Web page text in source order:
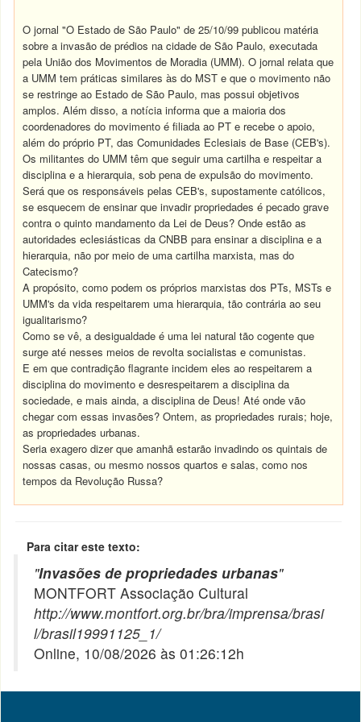
O jornal "O Estado de São Paulo" de 25/10/99 publicou matéria
sobre a invasão de prédios na cidade de São Paulo, executada
pela União dos Movimentos de Moradia (UMM). O jornal relata que
a UMM tem práticas similares às do MST e que o movimento não
se restringe ao Estado de São Paulo, mas possui objetivos
amplos. Além disso, a notícia informa que a maioria dos
coordenadores do movimento é filiada ao PT e recebe o apoio,
além do próprio PT, das Comunidades Eclesiais de Base (CEB's).
Os militantes do UMM têm que seguir uma cartilha e respeitar a
disciplina e a hierarquia, sob pena de expulsão do movimento.
Será que os responsáveis pelas CEB's, supostamente católicos,
se esquecem de ensinar que invadir propriedades é pecado grave
contra o quinto mandamento da Lei de Deus? Onde estão as
autoridades eclesiásticas da CNBB para ensinar a disciplina e a
hierarquia, não por meio de uma cartilha marxista, mas do
Catecismo?
A propósito, como podem os próprios marxistas dos PTs, MSTs e
UMM's da vida respeitarem uma hierarquia, tão contrária ao seu
igualitarismo?
Como se vê, a desigualdade é uma lei natural tão cogente que
surge até nesses meios de revolta socialistas e comunistas.
E em que contradição flagrante incidem eles ao respeitarem a
disciplina do movimento e desrespeitarem a disciplina da
sociedade, e mais ainda, a disciplina de Deus! Até onde vão
chegar com essas invasões? Ontem, as propriedades rurais; hoje,
as propriedades urbanas.
Seria exagero dizer que amanhã estarão invadindo os quintais de
nossas casas, ou mesmo nossos quartos e salas, como nos
tempos da Revolução Russa?
Para citar este texto:
"Invasões de propriedades urbanas"
MONTFORT Associação Cultural
http://www.montfort.org.br/bra/imprensa/brasi
l/brasil19991125_1/
Online, 10/08/2026 às 01:26:12h